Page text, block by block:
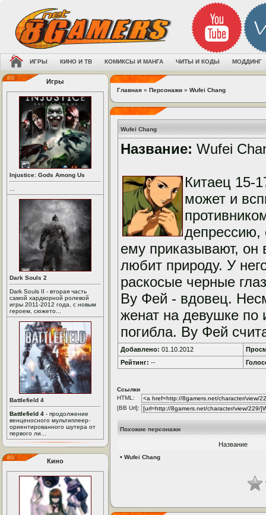
ИГРЫ КИНО И ТВ КОМИКСЫ И МАНГА ЧИТЫ И КОДЫ МОДДИНГ
Игры
Injustice: Gods Among Us
Dark Souls 2
Dark Souls II - вторая часть
самой хардкорной ролевой
игры 2011-2012 года, с новым
героем, сюжето...
Battlefield 4
Battlefield 4 - продолжение
венценосного мультиплеер-
ориентированного шутера от
первого ли...
Кино
Главная » Персонажи » Wufei Chang
Wufei Chang
Название: Wufei
Китаец 15-
может и
депрессию,
ему приказывают, он
любит природу. У
раскосые черные
Ву Фей - вдовец.
женат на девушке по
погибла. Ву Фей
Добавлено: 01.10.2012
Рейтинг: --
Ссылки
HTML:
[BB Url]:
Похожие персонажи
Название
• Wufei Chang